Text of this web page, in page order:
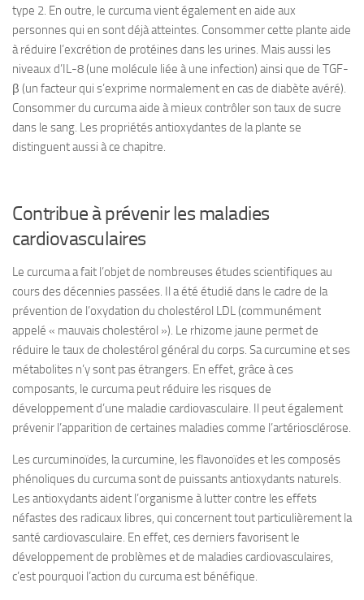
type 2. En outre, le curcuma vient également en aide aux
personnes qui en sont déjà atteintes. Consommer cette plante aide
à réduire l’excrétion de protéines dans les urines. Mais aussi les
niveaux d’IL-8 (une molécule liée à une infection) ainsi que de TGF-
β (un facteur qui s’exprime normalement en cas de diabète avéré).
Consommer du curcuma aide à mieux contrôler son taux de sucre
dans le sang. Les propriétés antioxydantes de la plante se
distinguent aussi à ce chapitre.
Contribue à prévenir les maladies
cardiovasculaires
Le curcuma a fait l’objet de nombreuses études scientifiques au
cours des décennies passées. Il a été étudié dans le cadre de la
prévention de l’oxydation du cholestérol LDL (communément
appelé « mauvais cholestérol »). Le rhizome jaune permet de
réduire le taux de cholestérol général du corps. Sa curcumine et ses
métabolites n’y sont pas étrangers. En effet, grâce à ces
composants, le curcuma peut réduire les risques de
développement d’une maladie cardiovasculaire. Il peut également
prévenir l’apparition de certaines maladies comme l’artériosclérose.
Les curcuminoïdes, la curcumine, les flavonoïdes et les composés
phénoliques du curcuma sont de puissants antioxydants naturels.
Les antioxydants aident l’organisme à lutter contre les effets
néfastes des radicaux libres, qui concernent tout particulièrement la
santé cardiovasculaire. En effet, ces derniers favorisent le
développement de problèmes et de maladies cardiovasculaires,
c’est pourquoi l’action du curcuma est bénéfique.